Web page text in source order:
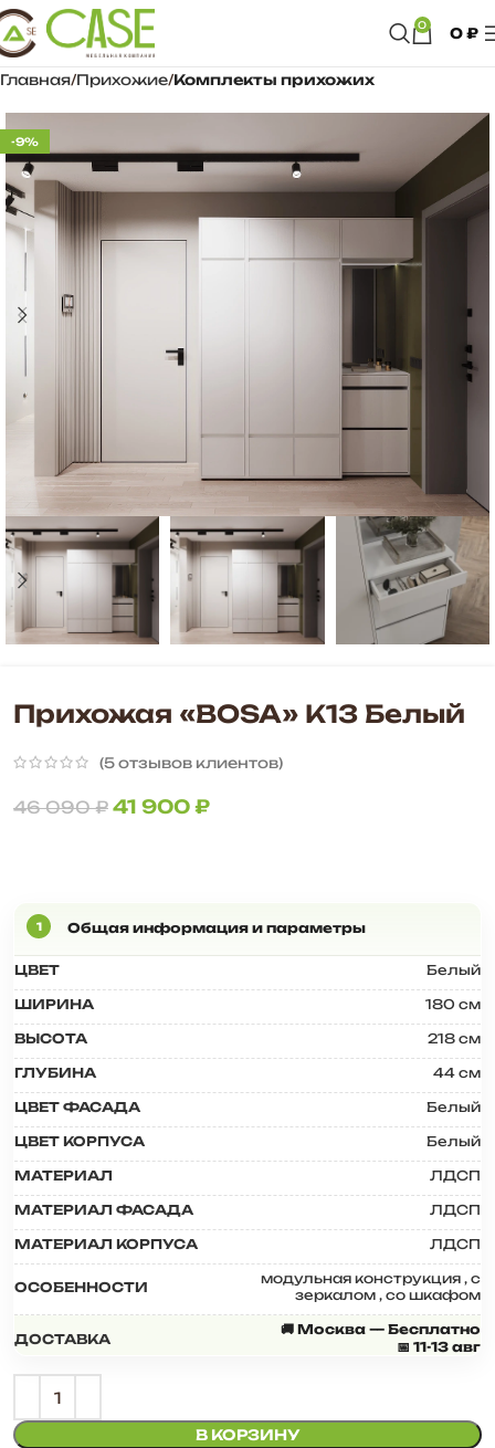
0 0₽
Главная Прихожие Комплекты прихожих
-9%
Прихожая «BOSA» К13 Белый
(5отзывов клиентов)
46 090₽ 41 900₽
ЦВЕТ Белый
ШИРИНА 180 см
ВЫСОТА 218 см
ГЛУБИНА 44 см
ЦВЕТ ФАСАДА Белый
ЦВЕТ КОРПУСА Белый
МАТЕРИАЛ ЛДСП
МАТЕРИАЛ ФАСАДА ЛДСП
МАТЕРИАЛ КОРПУСА ЛДСП
ОСОБЕННОСТИ модульная конструкция , с
зеркалом , со шкафом
ДОСТАВКА
🚚 Москва — Бесплатно
📅 11-13 авг
В КОРЗИНУ